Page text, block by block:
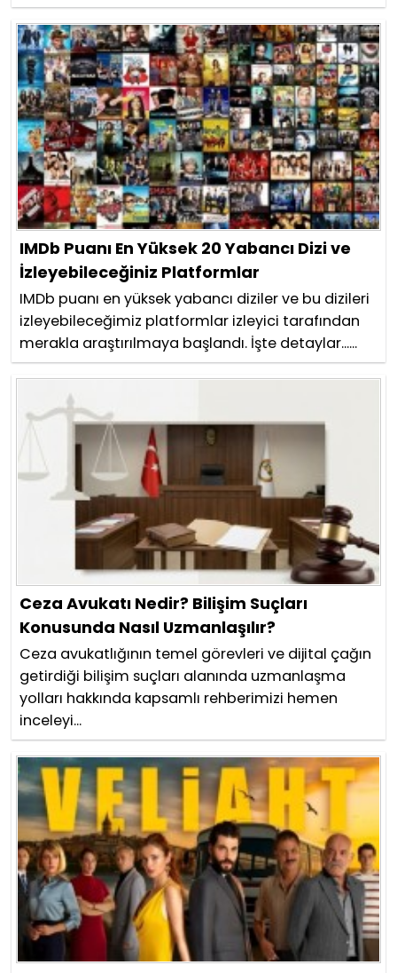
IMDb Puanı En Yüksek 20 Yabancı Dizi ve
İzleyebileceğiniz Platformlar
IMDb puanı en yüksek yabancı diziler ve bu dizileri
izleyebileceğimiz platformlar izleyici tarafından
merakla araştırılmaya başlandı. İşte detaylar......
Ceza Avukatı Nedir? Bilişim Suçları
Konusunda Nasıl Uzmanlaşılır?
Ceza avukatlığının temel görevleri ve dijital çağın
getirdiği bilişim suçları alanında uzmanlaşma
yolları hakkında kapsamlı rehberimizi hemen
inceleyi...